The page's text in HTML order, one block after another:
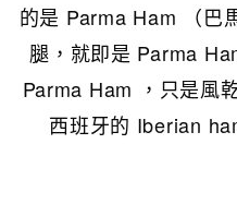
的是 Parma Ham （巴
腿，就即是 Parma
Parma Ham ，只是風
西班牙的 Iberian